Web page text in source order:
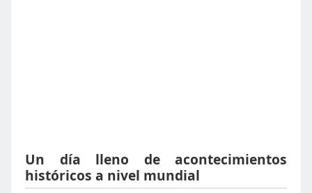
Un día lleno de acontecimientos
históricos a nivel mundial